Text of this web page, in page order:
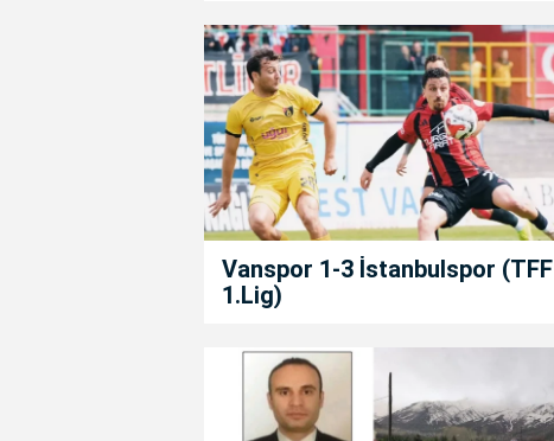
Vanspor 1-3 İstanbulspor (TFF
1.Lig)